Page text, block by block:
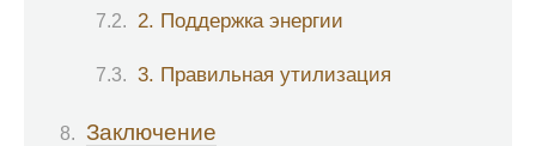
2. Поддержка энергии
3. Правильная утилизация
Заключение